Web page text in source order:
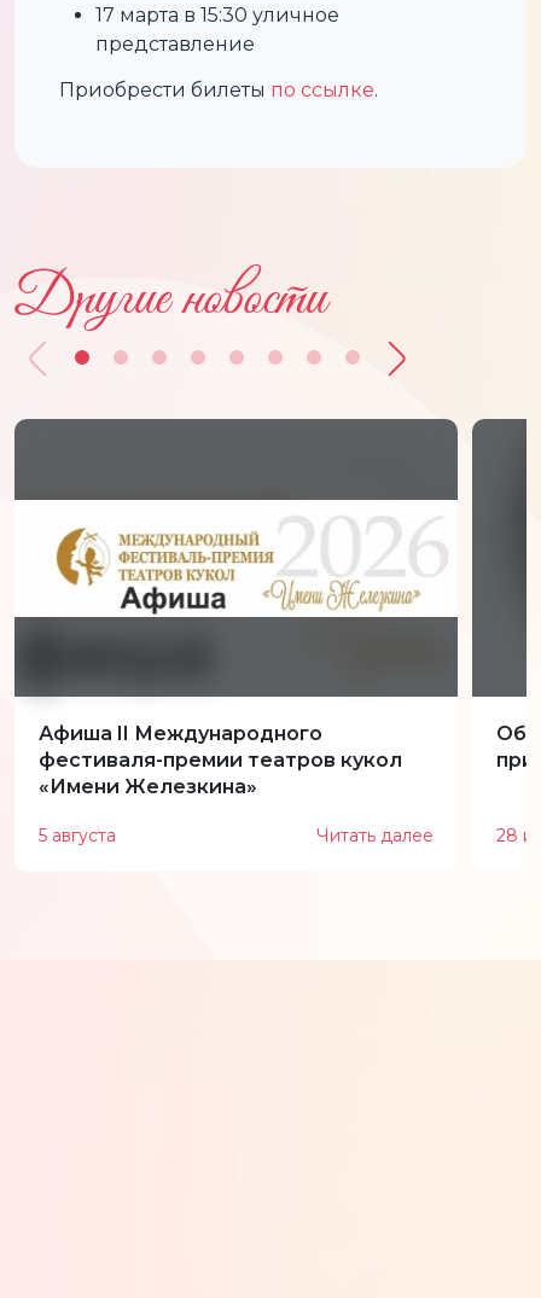
17 марта в 15:30 уличное
представление
Приобрести билеты по ссылке.
Другие новости
Афиша II Международного
фестиваля-премии театров кукол
«Имени Железкина»
5 августа Читать далее 28